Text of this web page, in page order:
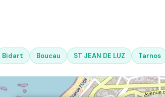
Bidart Boucau ST JEAN DE LUZ Tarnos